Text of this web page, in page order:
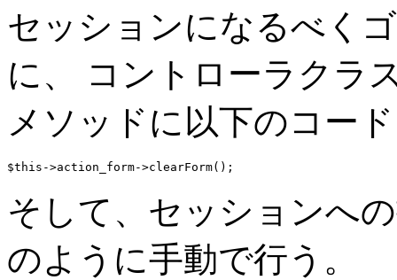
セッションになるべく
に、 コントローラクラ
メソッドに以下のコー
$this->action_form->clearForm();
そして、セッションへ
のように手動で行う。